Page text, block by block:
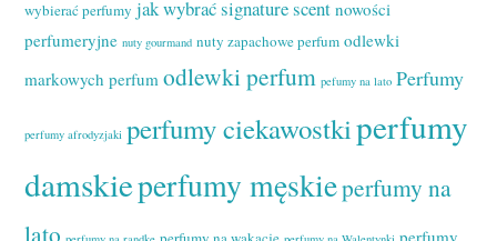
wybierać perfumy jak wybrać signature scent nowości
perfumeryjne nuty gourmand nuty zapachowe perfum odlewki
markowych perfum odlewki perfum pefumy na lato Perfumy
perfumy afrodyzjaki perfumy ciekawostkiperfumy
damskieperfumy męskieperfumy na
lato